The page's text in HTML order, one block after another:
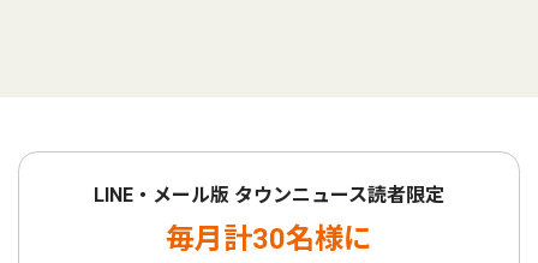
LINE・メール版 タウンニュース読者限定
毎月計30名様に